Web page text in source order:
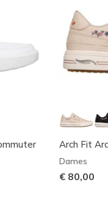
Arch Fit
Dames
€ 80,00